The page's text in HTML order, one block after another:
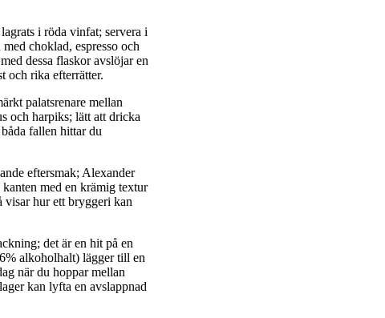
i röda vinfat; servera i
choklad, espresso och
dessa flaskor avslöjar en
och rika efterrätter.
palatsrenare mellan
och harpiks; lätt att dricka
fallen hittar du
eftersmak; Alexander
med en krämig textur
visar hur ett bryggeri kan
det är en hit på en
alkoholhalt) lägger till en
när du hoppar mellan
kan lyfta en avslappnad